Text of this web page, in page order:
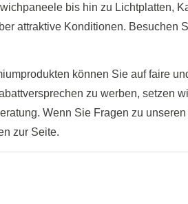
bis hin zu Lichtplatten,
attraktive Konditionen. Besuchen
können Sie auf faire
zu werben, setzen
Wenn Sie Fragen zu
zur Seite.